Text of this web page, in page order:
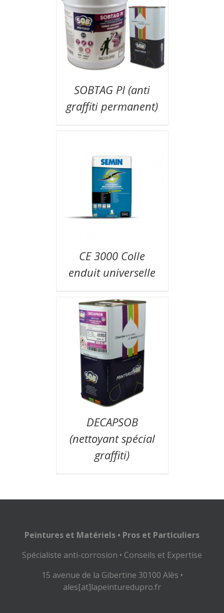
SOBTAG PI (anti
graffiti permanent)
CE 3000 Colle
enduit universelle
DECAPSOB
(nettoyant spécial
graffiti)
Peintures et Matériels • Pros et Particuliers
Spécialiste anti-corrosion • Conseils et Expertise
15 avenue de la Gibertine 30100 Alès •
ales[at]lapeinturedupro.fr